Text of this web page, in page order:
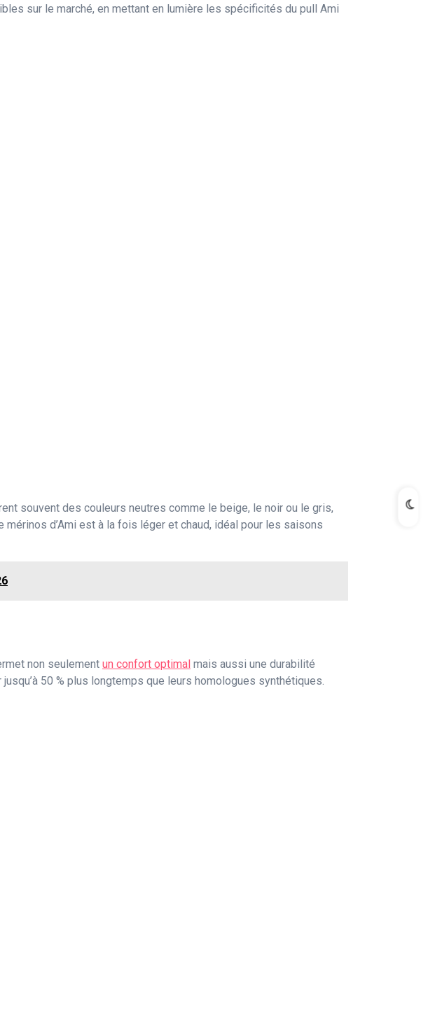
sur le marché, en mettant en lumière les spécificités du pull Ami
souvent des couleurs neutres comme le beige, le noir ou le gris,
d’Ami est à la fois léger et chaud, idéal pour les saisons
non seulement un confort optimal mais aussi une durabilité
50 % plus longtemps que leurs homologues synthétiques.